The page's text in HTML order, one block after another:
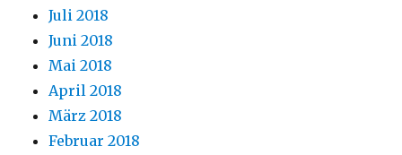
Juli 2018
Juni 2018
Mai 2018
April 2018
März 2018
Februar 2018